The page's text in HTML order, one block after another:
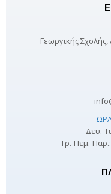
Γεωργικής
Δευ.-
Τρ.-Πεμ.-Παρ.: